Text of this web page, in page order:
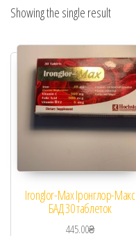
Showing the single result
Ironglor-Max Іронглор-Макс
БАД 30 таблеток
445.00₴